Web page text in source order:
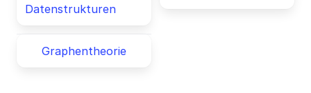
Datenstrukturen
Graphentheorie